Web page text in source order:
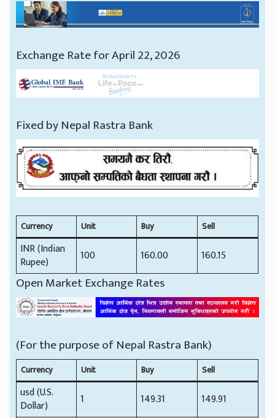
Exchange Rate for April 22, 2026
Fixed by Nepal Rastra Bank
Currency Unit Buy Sell
INR (Indian
Rupee)
100 160.00 160.15
Open Market Exchange Rates
(For the purpose of Nepal Rastra Bank)
Currency Unit Buy Sell
usd (U.S.
Dollar)
1 149.31
149.91